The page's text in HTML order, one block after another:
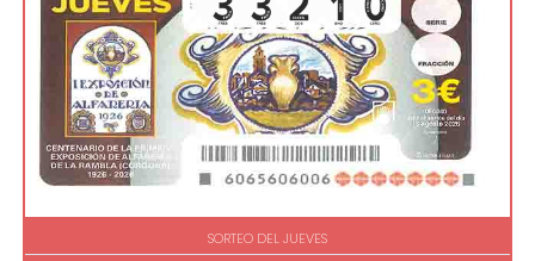
SORTEO DEL JUEVES